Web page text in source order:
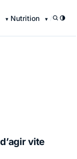
Nutrition /
vite